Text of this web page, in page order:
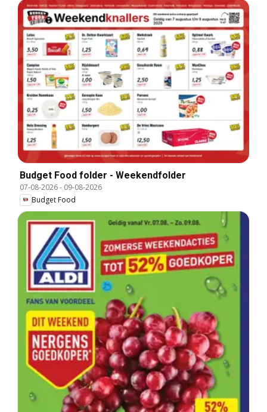
Budget Food folder - Weekendfolder
07-08-2026- 09-08-2026
Budget Food